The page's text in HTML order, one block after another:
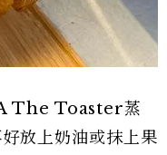
The Toaster蒸
放上奶油或抹上果